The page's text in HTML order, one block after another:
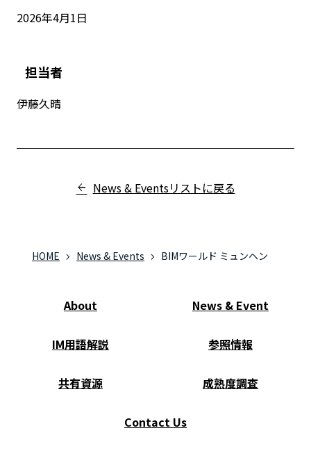
2026年4月1日
担当者
伊藤久晴
News & Eventsリストに戻る
HOME News & Events BIMワールド ミュンヘン
About News & Event
IM用語解説 参照情報
共有資源 成熟度調査
Contact Us